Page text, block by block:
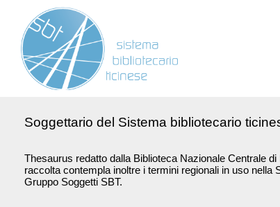
Soggettario del Sistema bibliotecario
Thesaurus redatto dalla Biblioteca Nazionale Centrale
raccolta contempla inoltre i termini regionali in uso nella
Gruppo Soggetti SBT.